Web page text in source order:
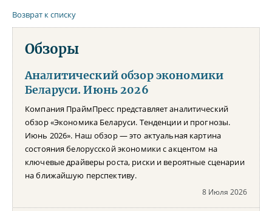
Возврат к списку
Обзоры
Аналитический обзор экономики
Беларуси. Июнь 2026
Компания ПраймПресс представляет аналитический
обзор «Экономика Беларуси. Тенденции и прогнозы.
Июнь 2026». Наш обзор — это актуальная картина
состояния белорусской экономики с акцентом на
ключевые драйверы роста, риски и вероятные сценарии
на ближайшую перспективу.
8 Июля 2026